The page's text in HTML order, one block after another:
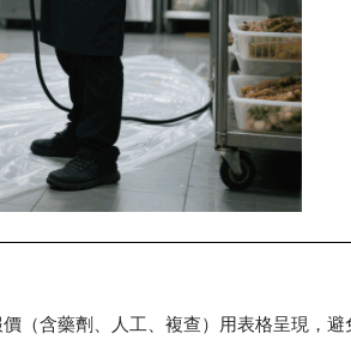
（含藥劑、人工、複查）用表格呈現，避